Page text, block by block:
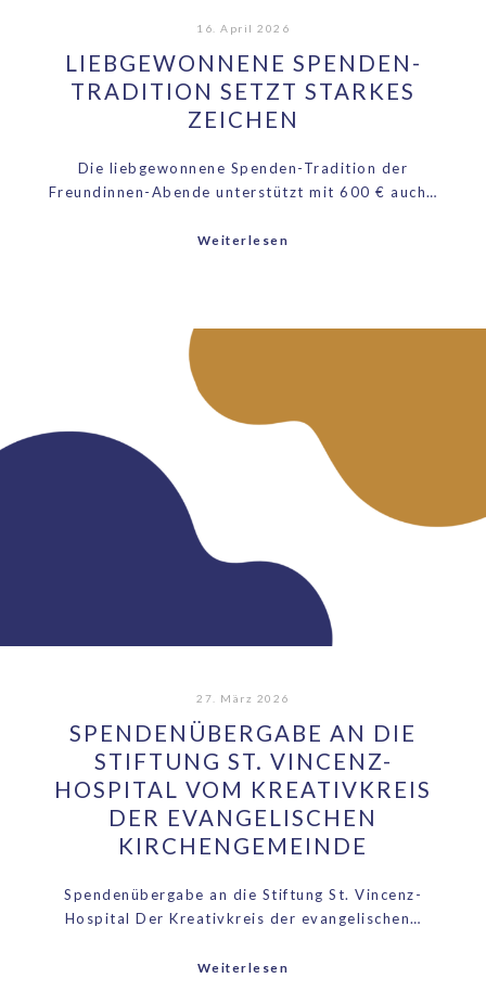
16. April 2026
LIEBGEWONNENE SPENDEN-
TRADITION SETZT STARKES
ZEICHEN
Die liebgewonnene Spenden-Tradition der
Freundinnen-Abende unterstützt mit 600 € auch…
Weiterlesen
27. März 2026
SPENDENÜBERGABE AN DIE
STIFTUNG ST. VINCENZ-
HOSPITAL VOM KREATIVKREIS
DER EVANGELISCHEN
KIRCHENGEMEINDE
Spendenübergabe an die Stiftung St. Vincenz-
Hospital Der Kreativkreis der evangelischen…
Weiterlesen